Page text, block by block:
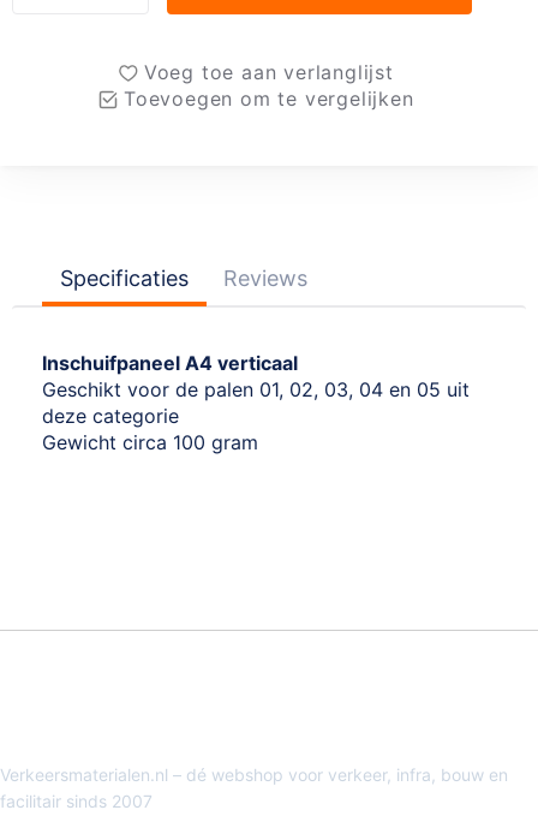
Voeg toe aan verlanglijst
Toevoegen om te vergelijken
Specificaties Reviews
Inschuifpaneel A4 verticaal
Geschikt voor de palen 01, 02, 03, 04 en 05 uit
deze categorie
Gewicht circa 100 gram
Verkeersmaterialen.nl – dé webshop voor verkeer, infra, bouw en
facilitair sinds 2007